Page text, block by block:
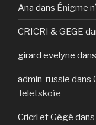
Ana dans Énigme
CRICRI & GEGE
girard evelyne dans
admin-russie dans
Teletskoïe
Cricri et Gégé dans